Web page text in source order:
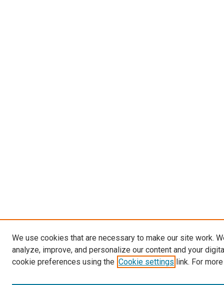
We use cookies that are necessary to make our site work.
analyze, improve, and personalize our content and your
cookie preferences using the Cookie settings link. For